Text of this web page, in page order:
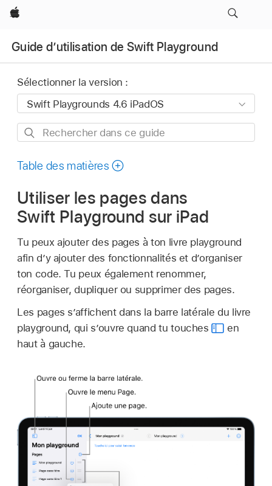
Apple
Guide d’utilisation de Swift Playground
Sélectionner la version :
Rechercher
ce
Table des matières
Utiliser les pages dans
Swift Playground sur iPad
Tu peux ajouter des pages à ton livre playground
afin d’y ajouter des fonctionnalités et d’organiser
ton code. Tu peux également renommer,
réorganiser, dupliquer ou supprimer des pages.
Les pages s’affichent dans la barre latérale du livre
playground, qui s’ouvre quand tu touches
en
haut à gauche.